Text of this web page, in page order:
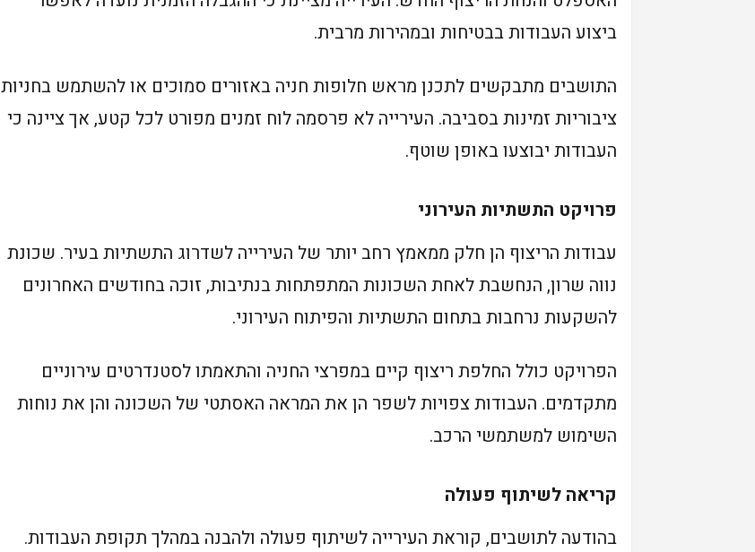
ביצוע העבודות בבטיחות ובמהירות מרבית.
התושבים מתבקשים לתכנן מראש חלופות חניה באזורים סמוכים או להשתמש בחניות
ציבוריות זמינות בסביבה. העירייה לא פרסמה לוח זמנים מפורט לכל קטע, אך ציינה כי
העבודות יבוצעו באופן שוטף.
פרויקט התשתיות העירוני
עבודות הריצוף הן חלק ממאמץ רחב יותר של העירייה לשדרוג התשתיות בעיר. שכונת
נווה שרון, הנחשבת לאחת השכונות המתפתחות בנתיבות, זוכה בחודשים האחרונים
להשקעות נרחבות בתחום התשתיות והפיתוח העירוני.
הפרויקט כולל החלפת ריצוף קיים במפרצי החניה והתאמתו לסטנדרטים עירוניים
מתקדמים. העבודות צפויות לשפר הן את המראה האסתטי של השכונה והן את נוחות
השימוש למשתמשי הרכב.
קריאה לשיתוף פעולה
בהודעה לתושבים, קוראת העירייה לשיתוף פעולה ולהבנה במהלך תקופת העבודות.